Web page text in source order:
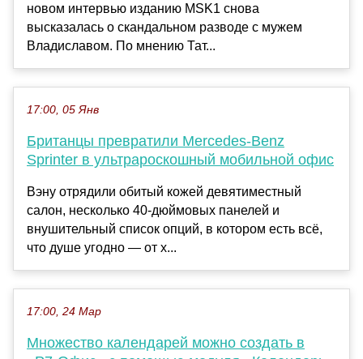
новом интервью изданию MSK1 снова
высказалась о скандальном разводе с мужем
Владиславом. По мнению Тат...
17:00, 05 Янв
Британцы превратили Mercedes-Benz
Sprinter в ультрароскошный мобильной офис
Вэну отрядили обитый кожей девятиместный
салон, несколько 40-дюймовых панелей и
внушительный список опций, в котором есть всё,
что душе угодно — от х...
17:00, 24 Мар
Множество календарей можно создать в